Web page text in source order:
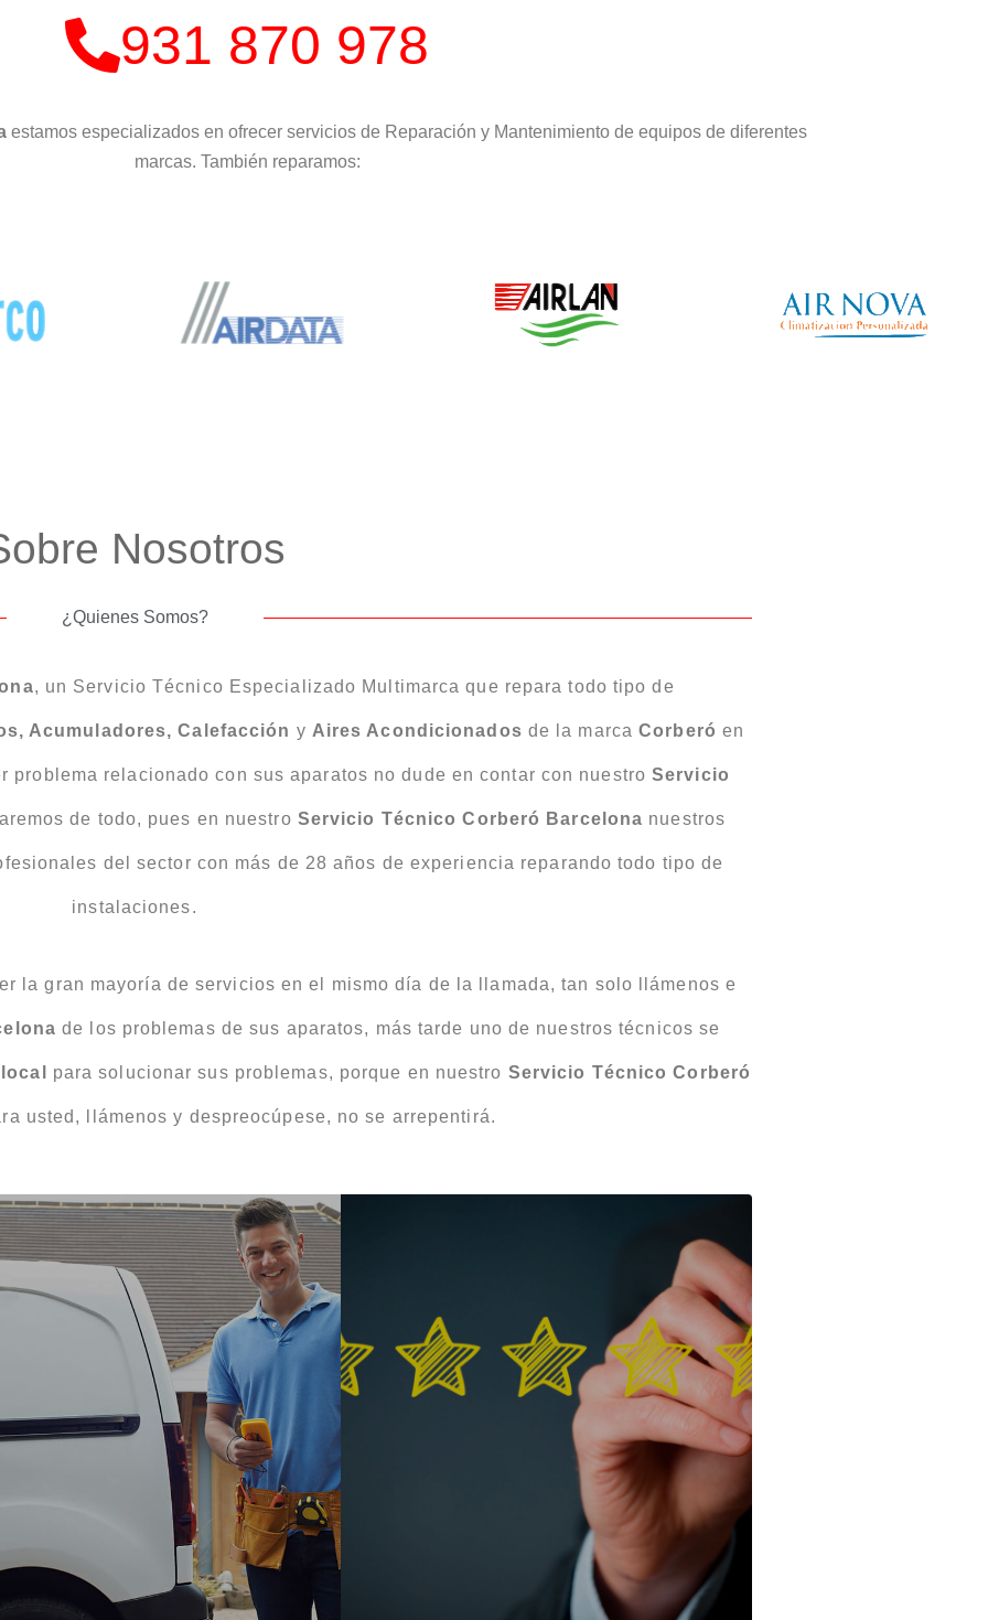
931 870 978
estamos especializados en ofrecer servicios de Reparación y Mantenimiento de equipos de diferentes
marcas. También reparamos:
Nosotros
¿Quienes Somos?
, un Servicio Técnico Especializado Multimarca que repara todo tipo de
Acumuladores, Calefacción y Aires Acondicionados de la marcaCorberó en
relacionado con sus aparatos no dude en contar con nuestroServicio
de todo, pues en nuestro Servicio Técnico Corberó Barcelona nuestros
del sector con más de 28 años de experiencia reparando todo tipo de
instalaciones.
la gran mayoría de servicios en el mismo día de la llamada, tan solo llámenos e
de los problemas de sus aparatos, más tarde uno de nuestros técnicos se
local para solucionar sus problemas, porque en nuestro Servicio Técnico Corberó
usted, llámenos y despreocúpese, no se arrepentirá.